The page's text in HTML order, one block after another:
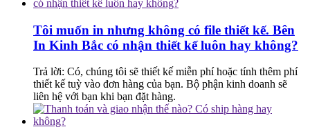
Tôi muốn in nhưng không có file thiết kế. Bên
In Kinh Bắc có nhận thiết kế luôn hay không?
Trả lời: Có, chúng tôi sẽ thiết kế miễn phí hoặc tính thêm phí
thiết kế tuỳ vào đơn hàng của bạn. Bộ phận kinh doanh sẽ
liên hệ với bạn khi bạn đặt hàng.